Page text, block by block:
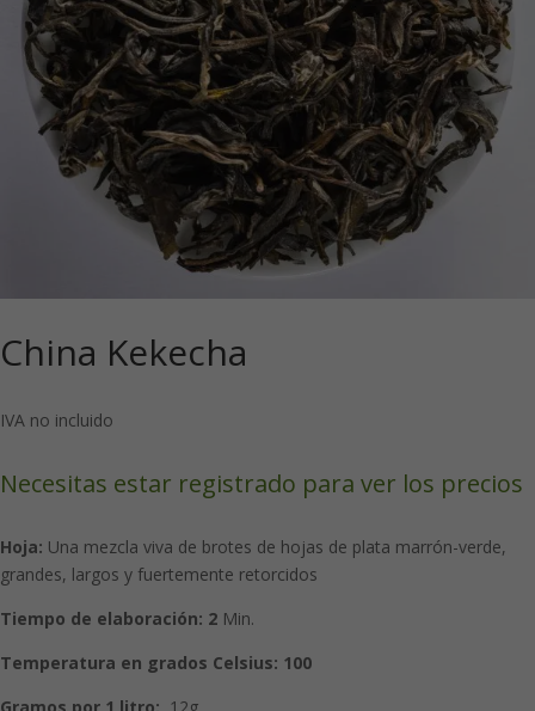
China Kekecha
IVA no incluido
Necesitas estar registrado para ver los precios
Hoja: Una mezcla viva de brotes de hojas de plata marrón-verde,
grandes, largos y fuertemente retorcidos
Tiempo de elaboración: 2 Min.
Temperatura en grados Celsius: 100